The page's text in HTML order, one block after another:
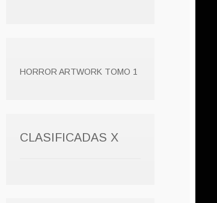
HORROR ARTWORK TOMO 1
CLASIFICADAS X